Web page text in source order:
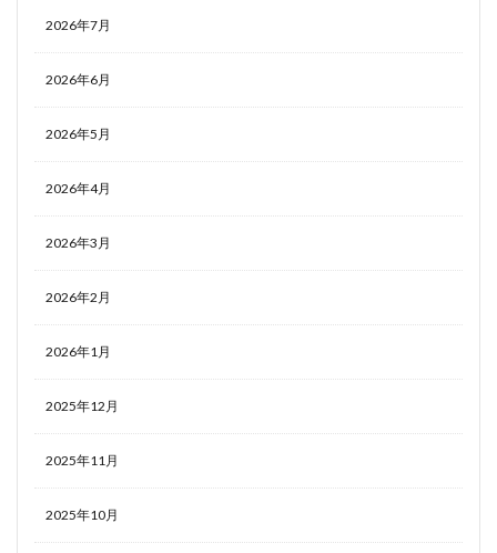
2026年7月
2026年6月
2026年5月
2026年4月
2026年3月
2026年2月
2026年1月
2025年12月
2025年11月
2025年10月